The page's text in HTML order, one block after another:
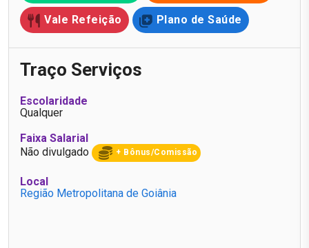
Vale Refeição Plano de Saúde
Traço Serviços
Escolaridade
Qualquer
Faixa Salarial
Não divulgado
+ Bônus/Comissão
Local
Região Metropolitana de Goiânia